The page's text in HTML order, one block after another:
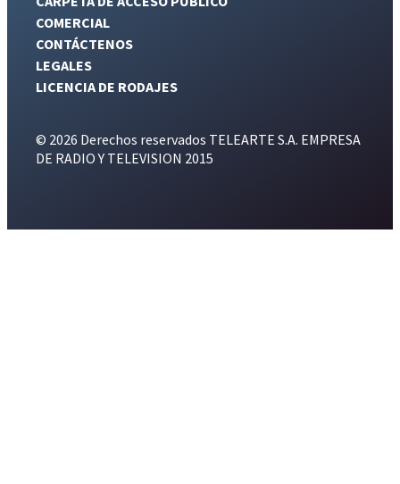
COMERCIAL
CONTÁCTENOS
LEGALES
LICENCIA DE RODAJES
© 2026 Derechos reservados TELEARTE S.A. EMPRESA
DE RADIO Y TELEVISION 2015